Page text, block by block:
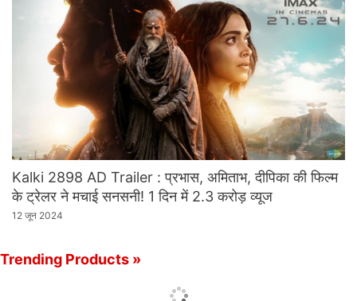
Kalki 2898 AD Trailer : प्रभास, अमिताभ, दीपिका की फ‍िल्‍म
के ट्रेलर ने मचाई सनसनी! 1 दिन में 2.3 करोड़ व्‍यूज
12 जून 2024
Trending Products »